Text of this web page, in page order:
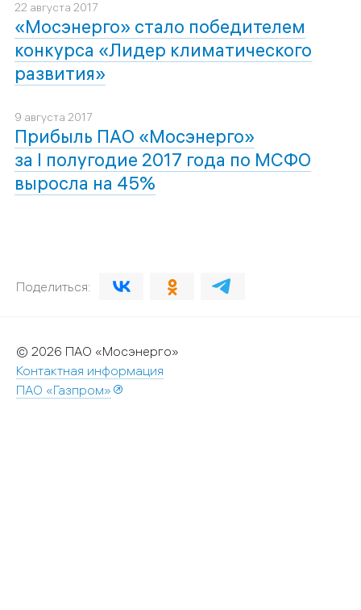
22 августа 2017
«Мосэнерго» стало победителем
конкурса «Лидер климатического
развития»
9 августа 2017
Прибыль ПАО «Мосэнерго»
за I полугодие 2017 года по МСФО
выросла на 45%
Поделиться:
© 2026 ПАО «Мосэнерго»
Контактная информация
ПАО «Газпром»